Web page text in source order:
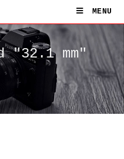
MENU
"32.1 mm"